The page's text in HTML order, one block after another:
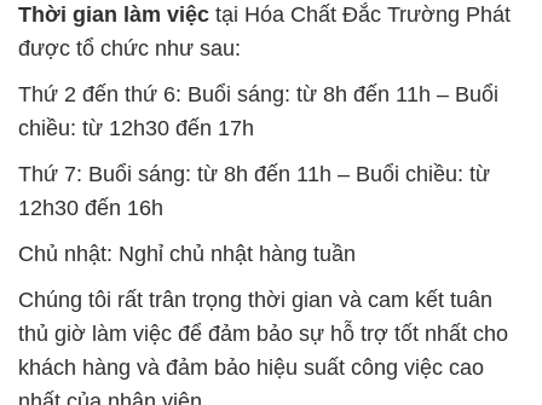
Thời gian làm việc tại Hóa Chất Đắc Trường Phát
được tổ chức như sau:
Thứ 2 đến thứ 6: Buổi sáng: từ 8h đến 11h – Buổi
chiều: từ 12h30 đến 17h
Thứ 7: Buổi sáng: từ 8h đến 11h – Buổi chiều: từ
12h30 đến 16h
Chủ nhật: Nghỉ chủ nhật hàng tuần
Chúng tôi rất trân trọng thời gian và cam kết tuân
thủ giờ làm việc để đảm bảo sự hỗ trợ tốt nhất cho
khách hàng và đảm bảo hiệu suất công việc cao